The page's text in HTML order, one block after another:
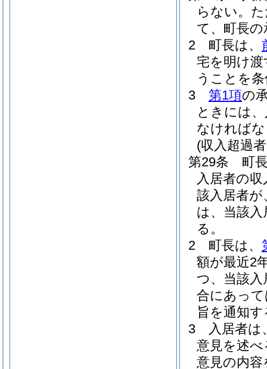
らない。
て、町長
2
町長は、
宅を明け
うことを
3
第1項の
ときには
なければ
(収入超過
第29条
町
入居者の
該入居者
は、当該
る。
2
町長は、
額が最近2
つ、当該
合にあっ
旨を通知
3
入居者は
意見を述
意見の内